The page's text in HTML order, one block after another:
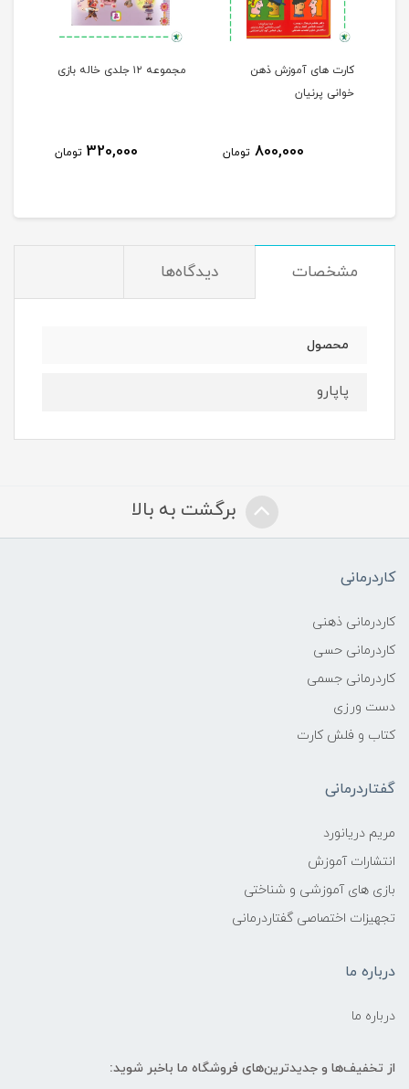
کارت های آموزش ذهن
خوانی پرنیان
800,000 تومان
مجموعه ۱۲ جلدی خاله بازی
320,000 تومان
مشخصات دیدگاه‌ها
محصول
پاپارو
برگشت به بالا
کاردرمانی
کاردرمانی ذهنی
کاردرمانی حسی
کاردرمانی جسمی
دست ورزی
کتاب و فلش کارت
گفتاردرمانی
مریم دریانورد
انتشارات آموزش
بازی های آموزشی و شناختی
تجهیزات اختصاصی گفتاردرمانی
درباره ما
درباره ما
از تخفیف‌ها و جدیدترین‌های فروشگاه ما باخبر شوید: